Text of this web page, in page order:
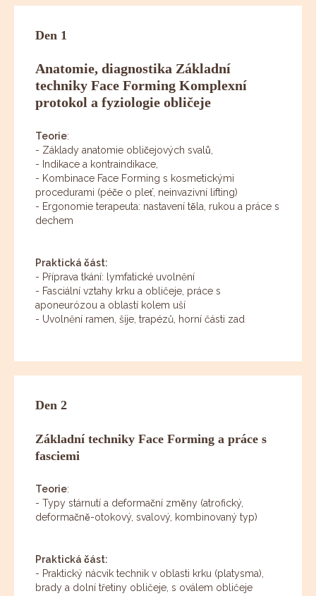
Den 1
Anatomie, diagnostika Základní
techniky Face Forming Komplexní
protokol a fyziologie obličeje
Teorie:
- Základy anatomie obličejových svalů,
- Indikace a kontraindikace,
- Kombinace Face Forming s kosmetickými
procedurami (péče o pleť, neinvazivní lifting)
- Ergonomie terapeuta: nastavení těla, rukou a práce s
dechem
Praktická část:
- Příprava tkání: lymfatické uvolnění
- Fasciální vztahy krku a obličeje, práce s
aponeurózou a oblastí kolem uší
- Uvolnění ramen, šíje, trapézů, horní části zad
Den 2
Základní techniky Face Forming a práce s
fasciemi
Teorie:
- Typy stárnutí a deformační změny (atrofický,
deformačně-otokový, svalový, kombinovaný typ)
Praktická část:
- Praktický nácvik technik v oblasti krku (platysma),
brady a dolní třetiny obličeje, s oválem obličeje